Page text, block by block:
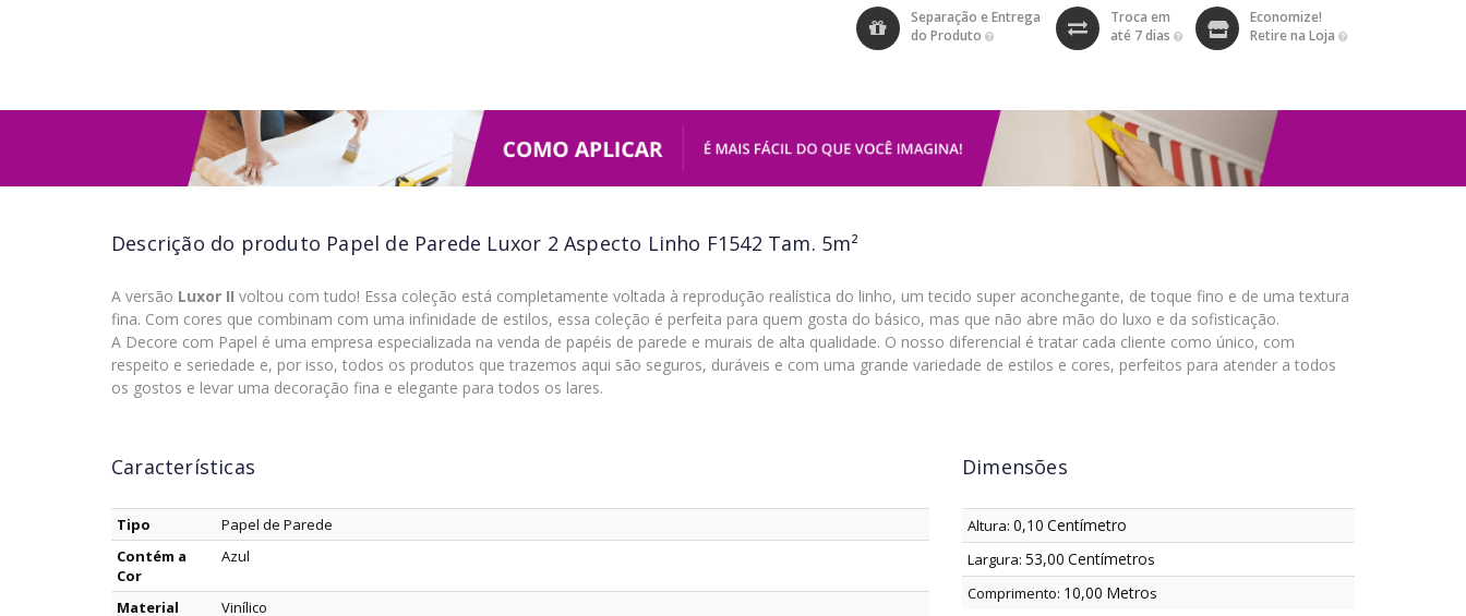
Separação e Entrega
do Produto
Troca em
até 7 dias
Economize!
Retire na Loja
Descrição do produto Papel de Parede Luxor 2 Aspecto Linho F1542 Tam. 5m²
A versão Luxor II voltou com tudo! Essa coleção está completamente voltada à reprodução realística do linho, um tecido super aconchegante, de toque fino e de uma textura
fina. Com cores que combinam com uma infinidade de estilos, essa coleção é perfeita para quem gosta do básico, mas que não abre mão do luxo e da sofisticação.
A Decore com Papel é uma empresa especializada na venda de papéis de parede e murais de alta qualidade. O nosso diferencial é tratar cada cliente como único, com
respeito e seriedade e, por isso, todos os produtos que trazemos aqui são seguros, duráveis e com uma grande variedade de estilos e cores, perfeitos para atender a todos
os gostos e levar uma decoração fina e elegante para todos os lares.
Características
Tipo
Papel de Parede
Contém a
Cor
Azul
Material
Vinílico
Dimensões
Altura: 0,10 Centímetro
Largura: 53,00 Centímetros
Comprimento: 10,00 Metros